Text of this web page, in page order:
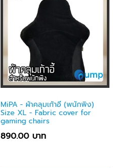
MiPA - ผ้าคลุมเก้าอี้ (พนักพิง)
Size XL - Fabric cover for
gaming chairs
890.00 บาท